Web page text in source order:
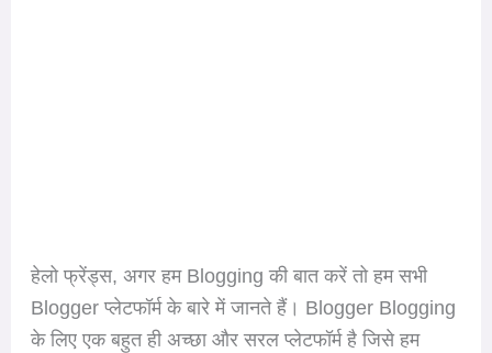
हेलो फ्रेंड्स, अगर हम Blogging की बात करें तो हम सभी
Blogger प्लेटफॉर्म के बारे में जानते हैं। Blogger Blogging
के लिए एक बहुत ही अच्छा और सरल प्लेटफॉर्म है जिसे हम